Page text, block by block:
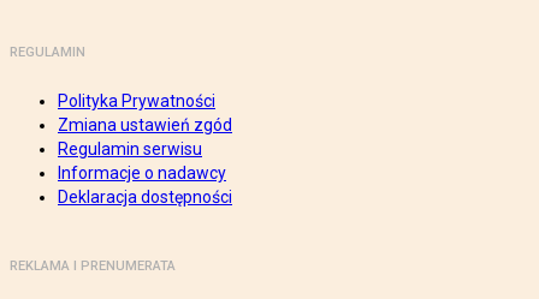
REGULAMIN
Polityka Prywatności
Zmiana ustawień zgód
Regulamin serwisu
Informacje o nadawcy
Deklaracja dostępności
REKLAMA I PRENUMERATA